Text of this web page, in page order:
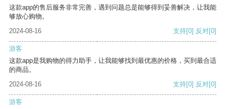
这款app的售后服务非常完善，遇到问题总是能够得到妥善解决，让我能
够放心购物。
2024-08-16
支持[0] 反对[0]
游客
这款app是我购物的得力助手，让我能够找到最优惠的价格，买到最合适
的商品。
2024-08-16
支持[0] 反对[0]
游客